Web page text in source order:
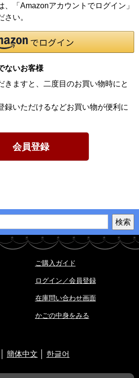
、「Amazonアカウントでログイン」
さい。
ないお客様
きますと、二度目のお買い物時にと
録いただけるなどお買い物が便利に
会員登録
ご購入ガイド
ログイン／会員登録
在庫問い合わせ画面
かごの中身をみる
簡体中文 한글어